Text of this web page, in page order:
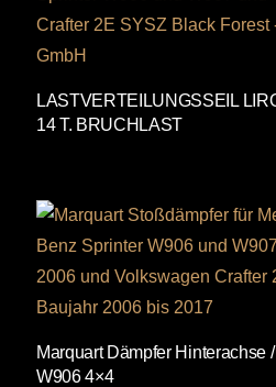
LASTVERTEILUNGSSEIL
14 T. BRUCHLAST
Marquart Dämpfer Hinterachse
W906 4×4